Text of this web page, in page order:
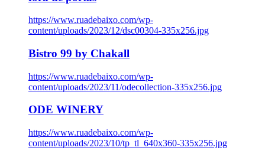
https://www.ruadebaixo.com/wp-
content/uploads/2023/12/dsc00304-335x256.jpg
Bistro 99 by Chakall
https://www.ruadebaixo.com/wp-
content/uploads/2023/11/odecollection-335x256.jpg
ODE WINERY
https://www.ruadebaixo.com/wp-
content/uploads/2023/10/tp_tl_640x360-335x256.jpg